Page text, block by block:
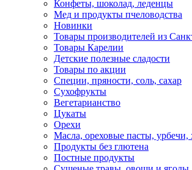
Конфеты, шоколад, леденцы
Мед и продукты пчеловодства
Новинки
Товары производителей из
Товары Карелии
Детские полезные сладости
Товары по акции
Специи, пряности, соль, сахар
Сухофрукты
Вегетарианство
Цукаты
Орехи
Масла, ореховые пасты, урбечи,
Продукты без глютена
Постные продукты